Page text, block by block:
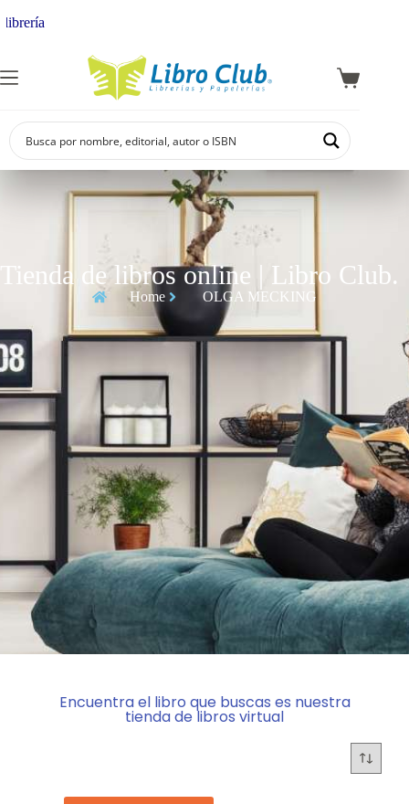
Tienda de libros online | Libro Club.
Home OLGA MECKING
Encuentra el libro que buscas es nuestra
tienda de libros virtual